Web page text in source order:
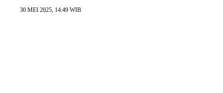
30 MEI 2025, 14:49 WIB